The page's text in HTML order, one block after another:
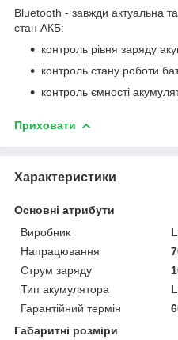
Bluetooth - завжди актуальна
стан АКБ:
контроль рівня заряду
контроль стану роботи
контроль ємності
Приховати
Характеристики
Основні атрибути
Виробник
Напрацювання
Струм заряду
Тип акумулятора
Гарантійний термін
Габаритні розміри